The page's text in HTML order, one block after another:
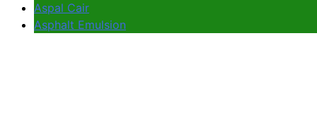
Aspal Cair
Asphalt Emulsion